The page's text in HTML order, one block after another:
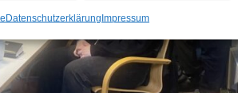
DatenschutzerklärungImpressum